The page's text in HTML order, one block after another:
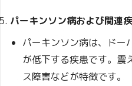
パーキンソン病および関連
パーキンソン病は、ドー
が低下する疾患です。震
ス障害などが特徴です。